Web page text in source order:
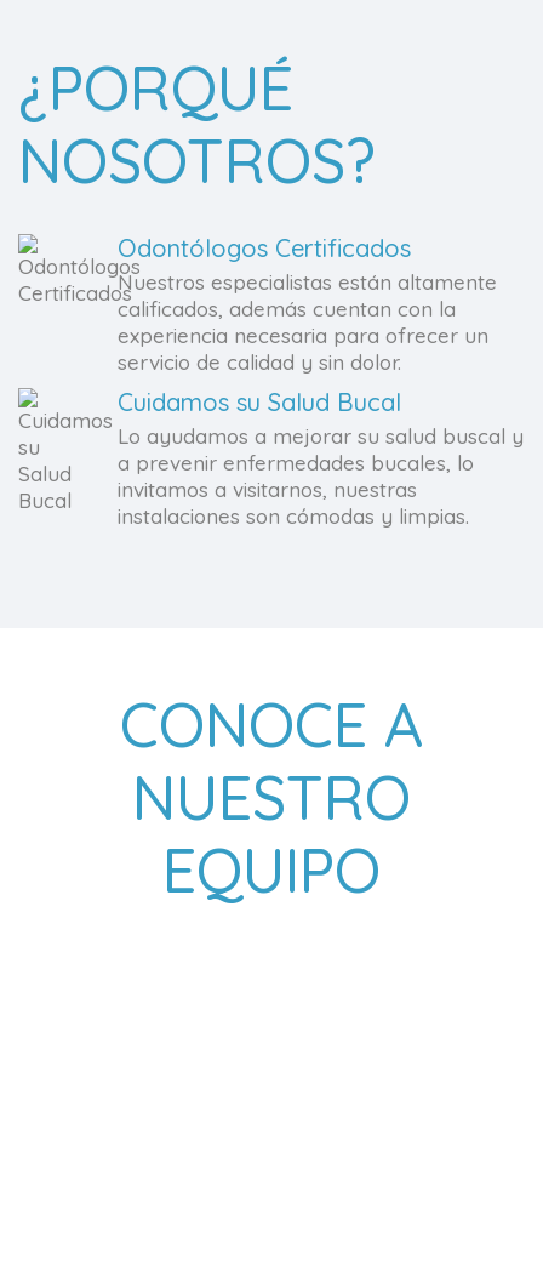
¿PORQUÉ
NOSOTROS?
Odontólogos Certificados
Nuestros especialistas están altamente
calificados, además cuentan con la
experiencia necesaria para ofrecer un
servicio de calidad y sin dolor.
Cuidamos su Salud Bucal
Lo ayudamos a mejorar su salud buscal y
a prevenir enfermedades bucales, lo
invitamos a visitarnos, nuestras
instalaciones son cómodas y limpias.
CONOCE A
NUESTRO
EQUIPO